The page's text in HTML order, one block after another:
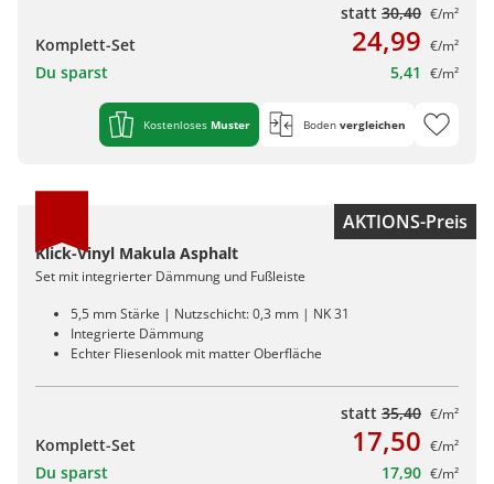
statt 30,40 €/m²
Komplett-Set 24,99 €/m²
Du sparst 5,41 €/m²
Kostenloses Muster Boden vergleichen
AKTIONS-Preis
Klick-Vinyl Makula Asphalt
Set mit integrierter Dämmung und Fußleiste
5,5 mm Stärke | Nutzschicht: 0,3 mm | NK 31
Integrierte Dämmung
Echter Fliesenlook mit matter Oberfläche
statt 35,40 €/m²
Komplett-Set 17,50 €/m²
Du sparst 17,90 €/m²